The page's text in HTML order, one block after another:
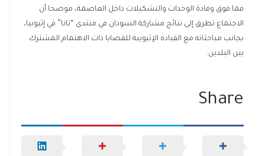
فما فوق وقادة الوحدات والتشكيلات داخل العاصمة، موضحا أن
الاجتماع تطرق إلى نتائج مشاركة السودان في منتدى “تانا” في إثيوبيا،
بجانب مباحثاته مع القيادة الإثيوبية للقضايا ذات الاهتمام المشترك
بين البلدين.
Share